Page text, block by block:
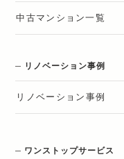
中古マンション一覧
リノベーション事例
リノベーション 事例
ワンストップサービス